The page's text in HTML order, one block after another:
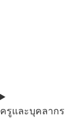
ครูและบุคลากร